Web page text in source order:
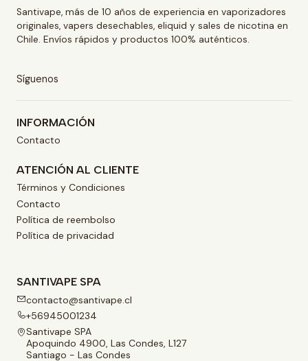
Santivape, más de 10 años de experiencia en vaporizadores
originales, vapers desechables, eliquid y sales de nicotina en
Chile. Envíos rápidos y productos 100% auténticos.
Síguenos
INFORMACIÓN
Contacto
ATENCIÓN AL CLIENTE
Términos y Condiciones
Contacto
Política de reembolso
Política de privacidad
SANTIVAPE SPA
contacto@santivape.cl
+56945001234
Santivape SPA
Apoquindo 4900, Las Condes, L127
Santiago - Las Condes